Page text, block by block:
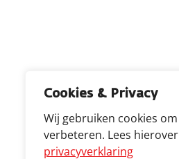
Cookies & Privacy
Wij gebruiken cookies
verbeteren. Lees
privacyverklaring